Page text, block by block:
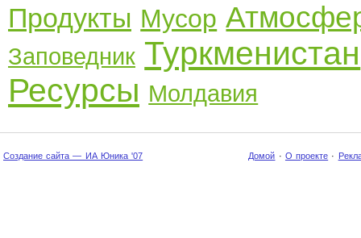
Продукты Мусор
Заповедник Туркменистан
Ресурсы Молдавия
Создание сайта — ИА Юника '07 Домой · О проекте ·